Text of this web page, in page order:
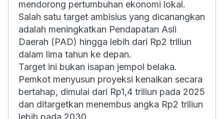
mendorong pertumbuhan ekonomi lokal.
Salah satu target ambisius yang dicanangkan
adalah meningkatkan Pendapatan Asli
Daerah (PAD) hingga lebih dari Rp2 triliun
dalam lima tahun ke depan.
Target ini bukan isapan jempol belaka.
Pemkot menyusun proyeksi kenaikan secara
bertahap, dimulai dari Rp1,4 triliun pada 2025
dan ditargetkan menembus angka Rp2 triliun
lebih pada 2030.